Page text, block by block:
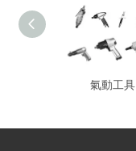
氣動工具